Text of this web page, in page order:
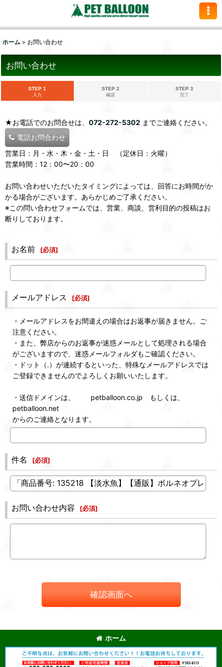
ホーム > お問い合わせ
お問い合わせ
STEP 1
入力
STEP 2
確認
STEP 3
完了
★お電話でのお問合せは、 072-272-5302 までご連絡ください。
電話お問合わせ
営業日：月・水・木・金・土・日 （定休日：火曜）
営業時間：12：00〜20：00
お問い合わせいただいたタイミングによっては、回答にお時間がか
かる場合がございます。あらかじめご了承ください。
※この問い合わせフォームでは、営業、商談、営利目的の投稿はお
断りしております。
お名前 [必須]
メールアドレス [必須]
・メールアドレスをお間違えの場合はお返事が届きません。ご
注意ください。
・また、弊店からのお返事が迷惑メールとして処理される場合
がございますので、迷惑メールフォルダもご確認ください。
・ドット（.）が連続するといった、特殊なメールアドレスでは
ご登録できませんのでよろしくお願いいたします。
・送信ドメインは、 petballoon.co.jp もしくは、
petballoon.net
からのご連絡となります。
件名 [必須]
お問い合わせ内容 [必須]
確認画面へ
ホーム